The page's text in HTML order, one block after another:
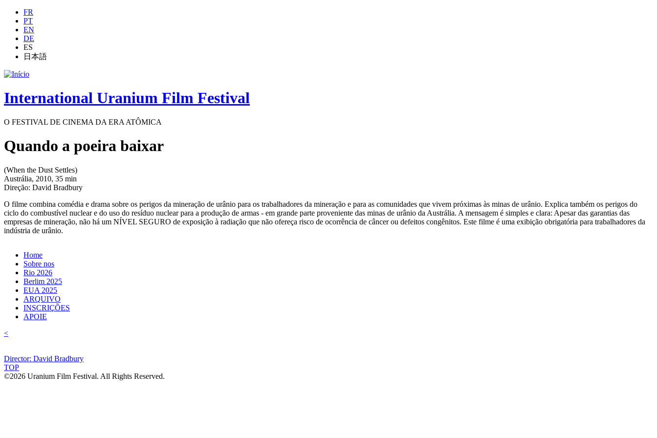
Jump to navigation
FR
PT
EN
DE
ES
日本語
International Uranium Film Festival
O FESTIVAL DE CINEMA DA ERA ATÔMICA
Quando a poeira baixar
(When the Dust Settles)
Austrália, 2010, 35 min
Direção: David Bradbury
O filme combina comédia e drama sobre os perigos da mineração de urânio para os trabalhadores da mineração e para as comunidades que vivem próximas às minas de urânio. Explica também os perigos do
ciclo do combustível nuclear e do uso do resíduo nuclear para a produção de armas - em grande parte proveniente das minas de urânio da Austrália. A mensagem é simples e clara: Apesar das garantias das
empresas de mineração, não há um NÍVEL SEGURO de exposição à radiação que não ofereça risco de ocorrência de câncer ou defeitos congênitos. Este filme é uma exibição obrigatória para trabalhadores da
indústria de urânio.
Home
Sobre nos
Rio 2026
Berlim 2025
EUA 2025
ARQUIVO
INSCRIÇÕES
APOIE
<
Director: David Bradbury
TOP
©2026 Uranium Film Festival. All Rights Reserved.